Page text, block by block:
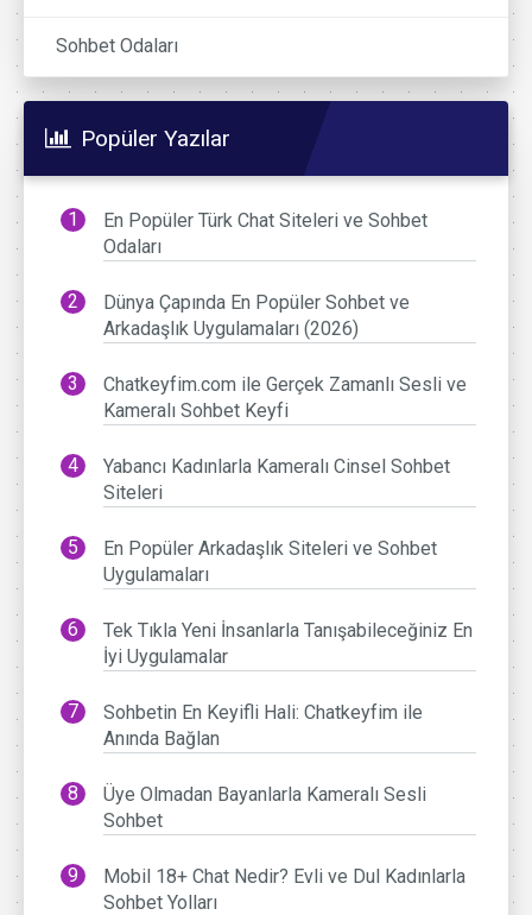
Sohbet Odaları
Popüler Yazılar
En Popüler Türk Chat Siteleri ve Sohbet
Odaları
Dünya Çapında En Popüler Sohbet ve
Arkadaşlık Uygulamaları (2026)
Chatkeyfim.com ile Gerçek Zamanlı Sesli ve
Kameralı Sohbet Keyfi
Yabancı Kadınlarla Kameralı Cinsel Sohbet
Siteleri
En Popüler Arkadaşlık Siteleri ve Sohbet
Uygulamaları
Tek Tıkla Yeni İnsanlarla Tanışabileceğiniz En
İyi Uygulamalar
Sohbetin En Keyifli Hali: Chatkeyfim ile
Anında Bağlan
Üye Olmadan Bayanlarla Kameralı Sesli
Sohbet
Mobil 18+ Chat Nedir? Evli ve Dul Kadınlarla
Sohbet Yolları